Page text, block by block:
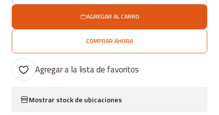
AGREGAR AL CARRO
COMPRAR AHORA
Agregar a la lista de favoritos
Mostrar stock de ubicaciones